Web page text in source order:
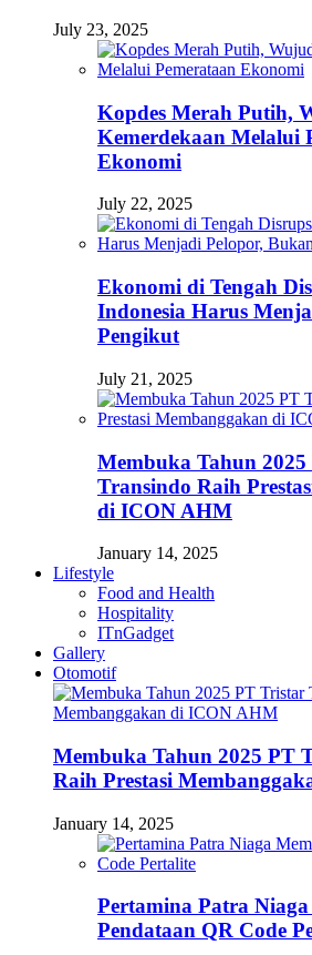
July 23, 2025
Kopdes Merah Putih,
Kemerdekaan Melalui
Ekonomi
July 22, 2025
Ekonomi di Tengah
Indonesia Harus
Pengikut
July 21, 2025
Membuka Tahun
Transindo Raih
di ICON AHM
January 14, 2025
Lifestyle
Food and Health
Hospitality
ITnGadget
Gallery
Otomotif
Membuka Tahun 2025 PT
Raih Prestasi
January 14, 2025
Pertamina Patra
Pendataan QR Code